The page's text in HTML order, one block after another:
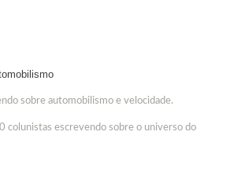
sobre automobilismo e velocidade.
colunistas escrevendo sobre o universo do